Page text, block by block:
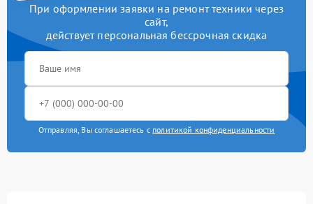
При оформлении заявки на ремонт техники через
сайт,
действует персональная бессрочная скидка
Отправляя, Вы соглашаетесь с политикой конфиденциальности